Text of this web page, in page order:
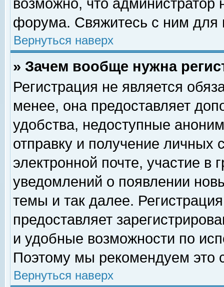
возможно, что
форума. Свяжитесь с ним для
Вернуться наверх
» Зачем вообще нужна
Регистрация не является
менее, она предоставляет
удобства, недоступные
отправку и получение личных
электронной почте, участие в
уведомлений о появлении
темы и так далее.
предоставляет
и удобные возможности по
Поэтому мы рекомендуем это
Вернуться наверх